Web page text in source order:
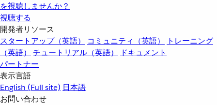
を視聴しませんか？
視聴する
開発者リソース
スタートアップ（英語）
コミュニティ（英語）
トレーニング
（英語）
チュートリアル（英語）
ドキュメント
パートナー
表示言語
English (Full site) 日本語
お問い合わせ